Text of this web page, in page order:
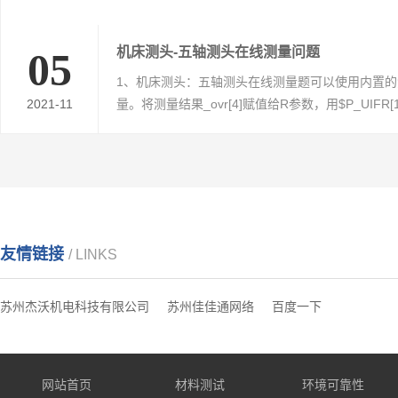
05
2021-11
机床测头-五轴测头在线测量问题
1、机床测头：五轴测头在线测量题可以使用内置
量。将测量结果_ovr[4]赋值给R参数，用
友情链接 / LINKS
苏州杰沃机电科技有限公司 苏州佳佳通网络 百度一下
网站首页 材料测试 环境可靠性